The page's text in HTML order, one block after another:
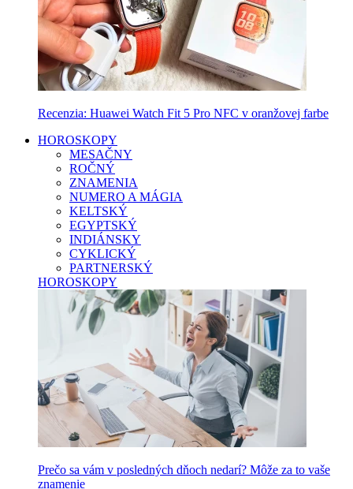
Recenzia: Huawei Watch Fit 5 Pro NFC v oranžovej farbe
HOROSKOPY
MESAČNY
ROČNÝ
ZNAMENIA
NUMERO A MÁGIA
KELTSKÝ
EGYPTSKÝ
INDIÁNSKY
CYKLICKÝ
PARTNERSKÝ
HOROSKOPY
Prečo sa vám v posledných dňoch nedarí? Môže za to vaše
znamenie